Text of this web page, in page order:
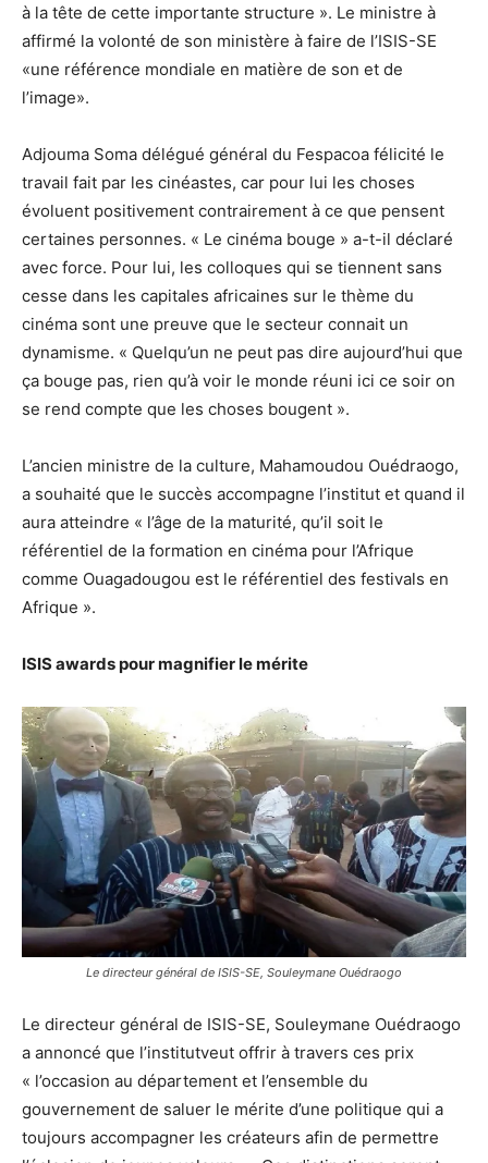
à la tête de cette importante structure ». Le ministre à
affirmé la volonté de son ministère à faire de l’ISIS-SE
«une référence mondiale en matière de son et de
l’image».
Adjouma Soma délégué général du Fespacoa félicité le
travail fait par les cinéastes, car pour lui les choses
évoluent positivement contrairement à ce que pensent
certaines personnes. « Le cinéma bouge » a-t-il déclaré
avec force. Pour lui, les colloques qui se tiennent sans
cesse dans les capitales africaines sur le thème du
cinéma sont une preuve que le secteur connait un
dynamisme. « Quelqu’un ne peut pas dire aujourd’hui que
ça bouge pas, rien qu’à voir le monde réuni ici ce soir on
se rend compte que les choses bougent ».
L’ancien ministre de la culture, Mahamoudou Ouédraogo,
a souhaité que le succès accompagne l’institut et quand il
aura atteindre « l’âge de la maturité, qu’il soit le
référentiel de la formation en cinéma pour l’Afrique
comme Ouagadougou est le référentiel des festivals en
Afrique ».
ISIS awards pour magnifier le mérite
Le directeur général de ISIS-SE, Souleymane Ouédraogo
Le directeur général de ISIS-SE, Souleymane Ouédraogo
a annoncé que l’institutveut offrir à travers ces prix
« l’occasion au département et l’ensemble du
gouvernement de saluer le mérite d’une politique qui a
toujours accompagner les créateurs afin de permettre